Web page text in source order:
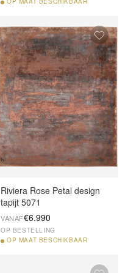
Riviera Rose Petal design
tapijt 5071
VANAF€6.990
OP BESTELLING
OP MAAT BESCHIKBAAR